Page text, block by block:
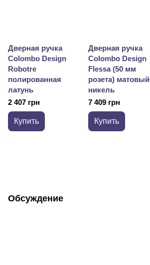
Дверная ручка
Colombo Design
Robotre
полированная
латунь
2 407 грн
Купить
Дверная ручка
Colombo Design
Flessa (50 мм
розета) матовый
никель
7 409 грн
Купить
Обсуждение